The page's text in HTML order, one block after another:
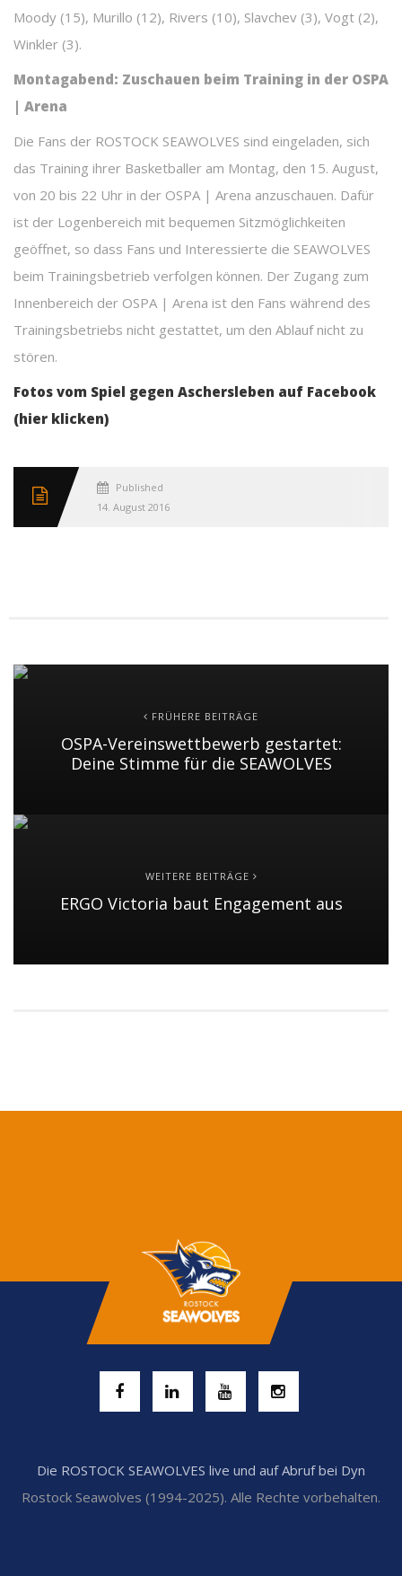
Moody (15), Murillo (12), Rivers (10), Slavchev (3), Vogt (2),
Winkler (3).
Montagabend: Zuschauen beim Training in der OSPA
| Arena
Die Fans der ROSTOCK SEAWOLVES sind eingeladen, sich
das Training ihrer Basketballer am Montag, den 15. August,
von 20 bis 22 Uhr in der OSPA | Arena anzuschauen. Dafür
ist der Logenbereich mit bequemen Sitzmöglichkeiten
geöffnet, so dass Fans und Interessierte die SEAWOLVES
beim Trainingsbetrieb verfolgen können. Der Zugang zum
Innenbereich der OSPA | Arena ist den Fans während des
Trainingsbetriebs nicht gestattet, um den Ablauf nicht zu
stören.
Fotos vom Spiel gegen Aschersleben auf Facebook
(hier klicken)
Published
14. August 2016
FRÜHERE BEITRÄGE
OSPA-Vereinswettbewerb gestartet:
Deine Stimme für die SEAWOLVES
WEITERE BEITRÄGE
ERGO Victoria baut Engagement aus
Die ROSTOCK SEAWOLVES live und auf Abruf bei Dyn
Rostock Seawolves (1994-2025). Alle Rechte vorbehalten.